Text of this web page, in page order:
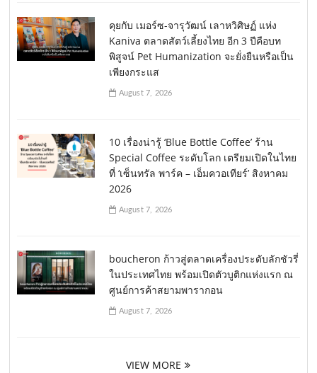
คุยกับ เมอร์ซ-จารุวัฒน์ เลาหวิศิษฏ์ แห่ง
Kaniva ตลาดสัตว์เลี้ยงไทย อีก 3 ปีคือบท
พิสูจน์ Pet Humanization จะยั่งยืนหรือเป็น
เพียงกระแส
August 7, 2026
10 เรื่องน่ารู้ ‘Blue Bottle Coffee’ ร้าน
Special Coffee ระดับโลก เตรียมเปิดในไทย
ที่ ‘เซ็นทรัล พาร์ค – เอ็มควอเทียร์’ สิงหาคม
2026
August 7, 2026
boucheron ก้าวสู่ตลาดเครื่องประดับลักชัวรี่
ในประเทศไทย พร้อมเปิดตัวบูติกแห่งแรก ณ
ศูนย์การค้าสยามพารากอน
August 7, 2026
VIEW MORE